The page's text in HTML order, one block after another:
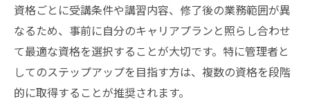
説
足場工事管理者が知るべき法令基礎と遵守
ポイント
足場工事の資格取得で押さえておくべき法
資格ごとに受講条件や講習内容、修了後の業務範囲が異
なるため、事前に自分のキャリアプランと照らし合わせ
て最適な資格を選択することが大切です。特に管理者と
してのステップアップを目指す方は、複数の資格を段階
的に取得することが推奨されます。